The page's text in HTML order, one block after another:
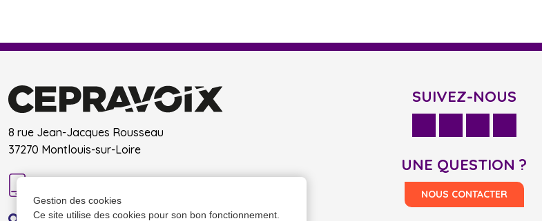
Gestion des cookies
Ce site utilise des cookies pour son bon fonctionnement.
8 rue Jean-Jacques Rousseau
37270 Montlouis-sur-Loire
SUIVEZ-NOUS
UNE QUESTION ?
NOUS CONTACTER